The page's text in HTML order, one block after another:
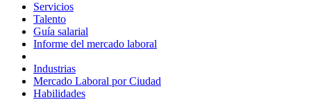
Servicios
Talento
Guía salarial
Informe del mercado laboral
Industrias
Mercado Laboral por Ciudad
Habilidades